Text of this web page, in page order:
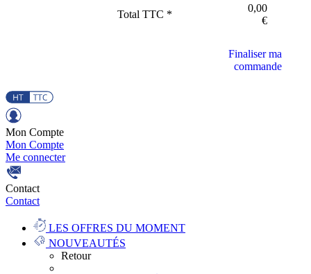
Total TTC *
0,00
€
Finaliser ma
commande
Mon Compte
Mon Compte
Me connecter
Contact
Contact
LES OFFRES DU MOMENT
NOUVEAUTÉS
Retour